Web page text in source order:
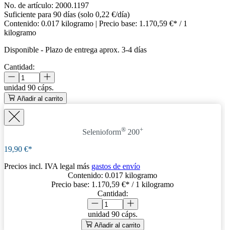
No. de artículo: 2000.1197
Suficiente para 90 días (solo 0,22 €/día)
Contenido: 0.017 kilogramo | Precio base: 1.170,59 €* / 1
kilogramo
Disponible - Plazo de entrega aprox. 3-4 días
Cantidad:
unidad 90 cáps.
Añadir al carrito
Selenioform® 200+
19,90 €*
Precios incl. IVA legal más gastos de envío
Contenido: 0.017 kilogramo
Precio base: 1.170,59 €* / 1 kilogramo
Cantidad:
unidad 90 cáps.
Añadir al carrito